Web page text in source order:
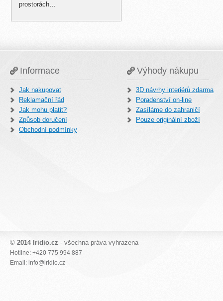
prostorách…
Informace
Jak nakupovat
Reklamační řád
Jak mohu platit?
Způsob doručení
Obchodní podmínky
Výhody nákupu
3D návrhy interiérů zdarma
Poradenství on-line
Zasíláme do zahraničí
Pouze originální zboží
© 2014 Iridio.cz - všechna práva vyhrazena
Hotline: +420 775 994 887
Email: info@iridio.cz